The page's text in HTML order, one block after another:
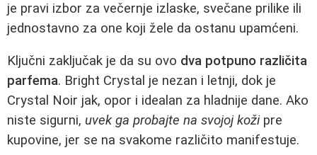
je pravi izbor za večernje izlaske, svečane prilike ili
jednostavno za one koji žele da ostanu upamćeni.
Ključni zaključak je da su ovo dva potpuno različita
parfema. Bright Crystal je nezan i letnji, dok je
Crystal Noir jak, opor i idealan za hladnije dane. Ako
niste sigurni, uvek ga probajte na svojoj kožipre
kupovine, jer se na svakome različito manifestuje.